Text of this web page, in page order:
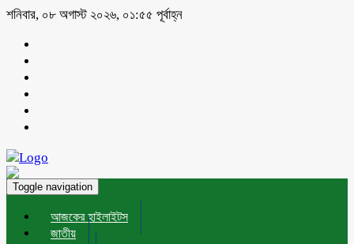
শনিবার, ০৮ অগাস্ট ২০২৬, ০১:৫৫ পূর্বাহ্ন
Toggle navigation
আজকের হাইলাইটস
জাতীয়